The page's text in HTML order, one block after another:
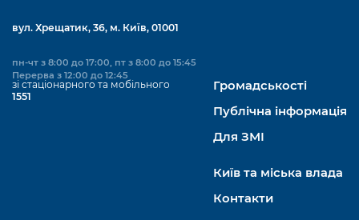
вул. Хрещатик, 36, м. Київ, 01001
пн-чт з 8:00 до 17:00, пт з 8:00 до 15:45
Перерва з 12:00 до 12:45
зі стаціонарного та мобільного
1551
Громадськості
Публічна інформація
Для ЗМІ
Київ та міська влада
Контакти